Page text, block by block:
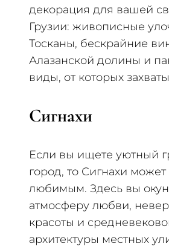
декорация для вашей
Грузии: живописные
Тосканы, бескрайние
Алазанской долины и
виды, от которых
Сигнахи
Если вы ищете уютный
город, то Сигнахи
любимым. Здесь вы
атмосферу любви,
красоты и
архитектуры местных